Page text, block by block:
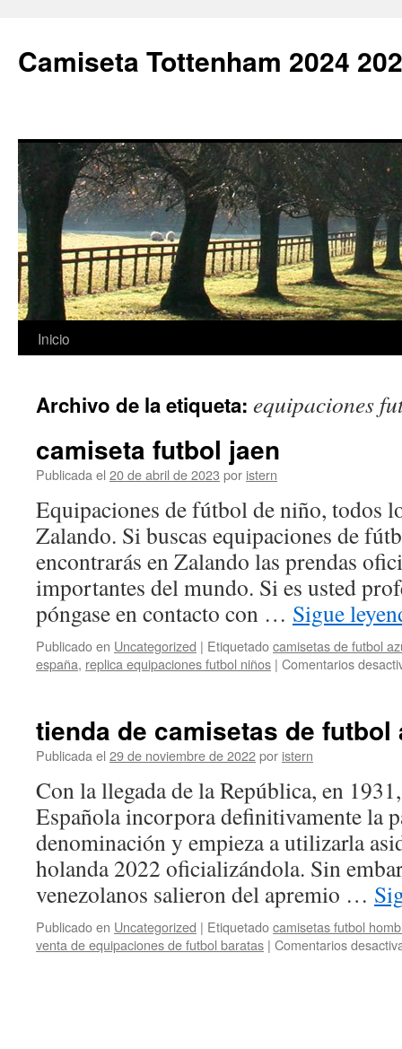
Camiseta Tottenham 2024
Saltar
contenido
Inicio
Archivo de la etiqueta: equipaciones
camiseta futbol jaen
Publicada el 20 de abril de 2023 por istern
Equipaciones de fútbol de niño, todos
Zalando. Si buscas equipaciones de
encontrarás en Zalando las prendas
importantes del mundo. Si es usted
póngase en contacto con … Sigue
Publicado en Uncategorized | Etiquetadocamisetas de futbol
españa, replica equipaciones futbol niños | Comentarios
tienda de camisetas de futbol
Publicada el 29 de noviembre de 2022por istern
Con la llegada de la República, en
Española incorpora definitivamente la
denominación y empieza a utilizarla
holanda 2022 oficializándola. Sin
venezolanos salieron del apremio …
Publicado en Uncategorized | Etiquetadocamisetas futbol
venta de equipaciones de futbol baratas | Comentarios